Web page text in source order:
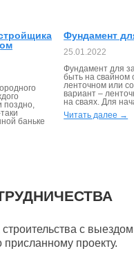
поздно,
баньке
Фундамент
25.01.2022
Фундамент для
быть на свайном
ленточном или
вариант –
на сваях. Для
Читать далее →
с выездом
присланному проекту.